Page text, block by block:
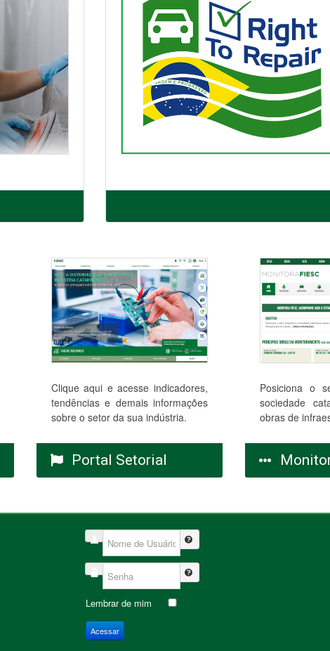
Clique aqui e acesse indicadores,
tendências e demais informações
sobre o setor da sua indústria.
Portal Setorial
Posiciona o
sociedade
obras de
Nome de Usuário
Senha
Lembrar de mim
Acessar